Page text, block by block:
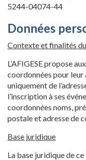
5244-04074-44
Données
Contexte et finalités
L’AFIGESE propose
coordonnées pour leur
uniquement de
l’inscription à ses
coordonnées noms,
postale et adresse de
Base juridique
La base juridique de